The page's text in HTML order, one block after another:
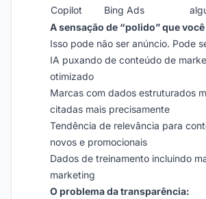
Copilot
Bing Ads
A sensação de “polido” que
Isso pode não ser anúncio. Pode
IA puxando de conteúdo de
otimizado
Marcas com dados estruturados
citadas mais precisamente
Tendência de relevância para
novos e promocionais
Dados de treinamento incluindo
marketing
O problema da transparência: